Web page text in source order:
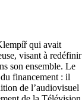
qui avait
visant à redéfinir
son ensemble. Le
financement : il
de l’audiovisuel